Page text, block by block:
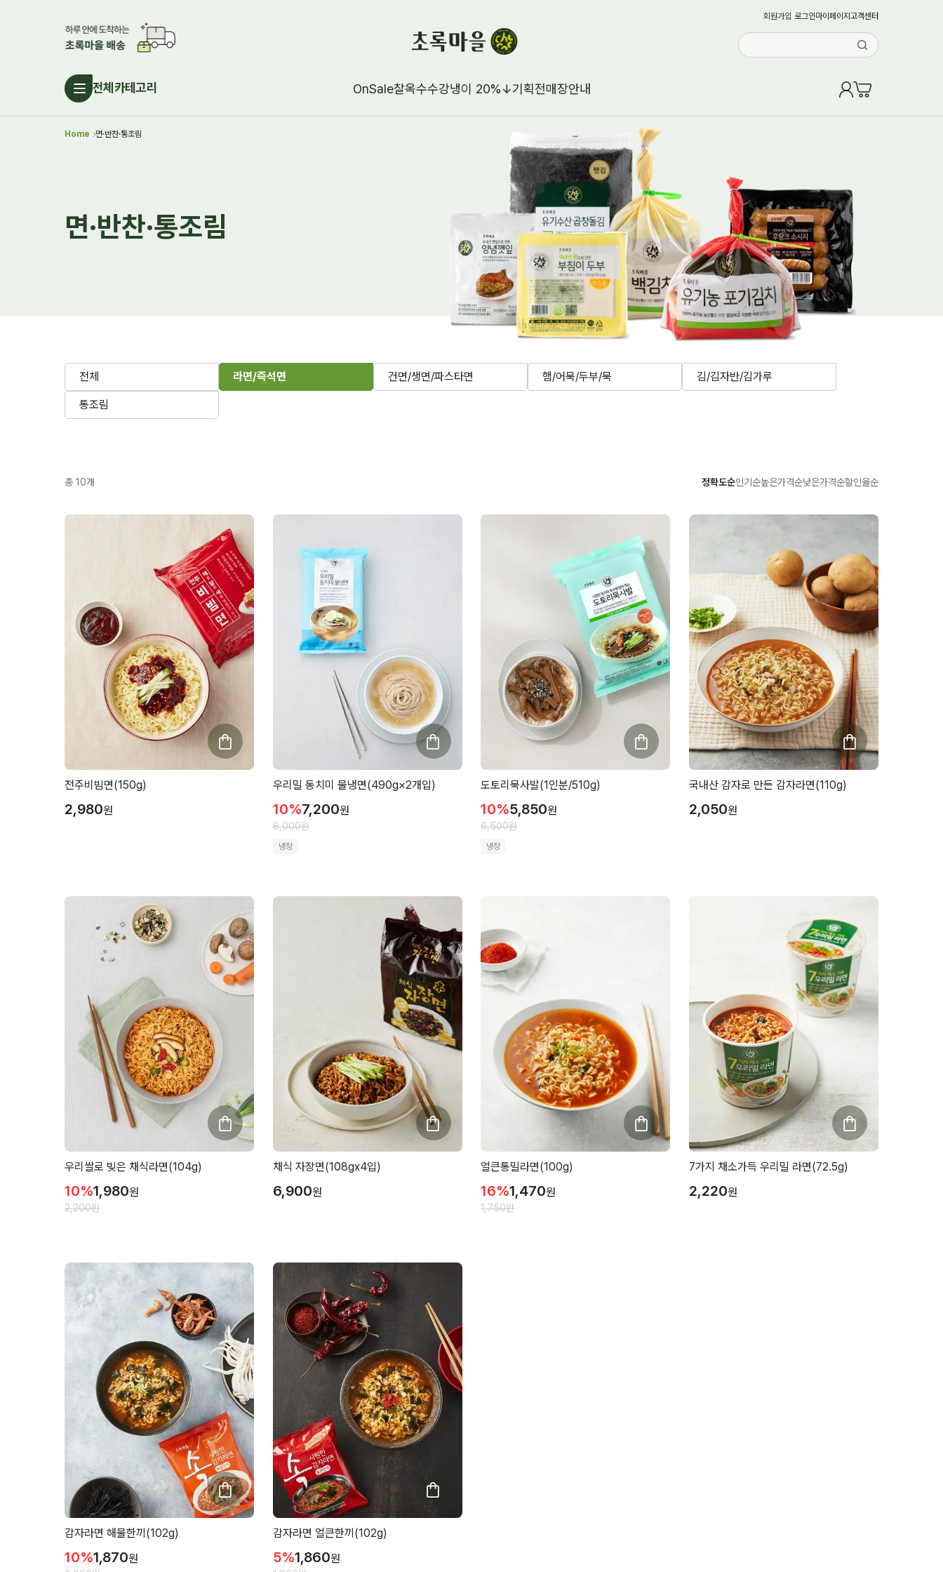
회원가입 로그인마이페이지 고객센터
전체카테고리 OnSale찰옥수수강냉이 20%↓기획전매장안내
Home 면·반찬·통조림
면·반찬·통조림
전체 라면/즉석면 건면/생면/파스타면 햄/어묵/두부/묵 김/김자반/김가루
통조림
총 10개 정확도순인기순높은가격순낮은가격순할인율순
전주비빔면(150g)
2,980원
우리밀 동치미 물냉면(490g×2개입)
10%7,200원
8,000원
냉장
도토리묵사발(1인분/510g)
10%5,850원
6,500원
냉장
국내산 감자로 만든 감자라면(110g)
2,050원
우리쌀로 빚은 채식라면(104g)
10%1,980원
2,200원
채식 자장면(108gx4입)
6,900원
얼큰통밀라면(100g)
16%1,470원
1,750원
7가지 채소가득 우리밀 라면(72.5g)
2,220원
감자라면 해물한끼(102g)
10%1,870원
감자라면 얼큰한끼(102g)
5%1,860원